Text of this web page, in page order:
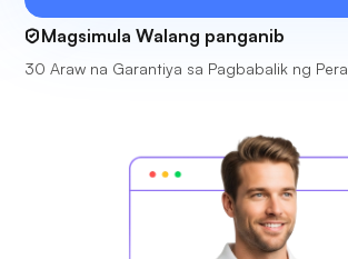
Magsimula Walang panganib
30 Araw na Garantiya sa Pagbabalik ng Pera